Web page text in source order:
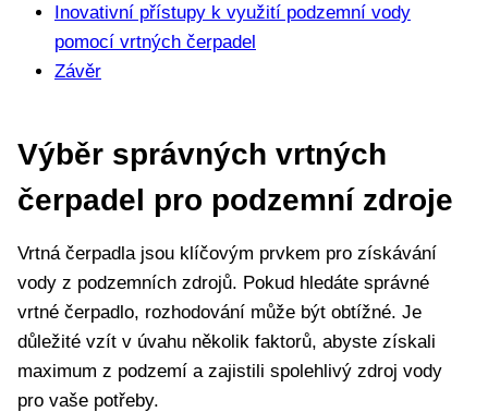
Inovativní přístupy k využití podzemní vody
pomocí vrtných čerpadel
Závěr
Výběr správných vrtných
čerpadel pro podzemní zdroje
Vrtná čerpadla jsou klíčovým prvkem pro získávání
vody z podzemních zdrojů. Pokud hledáte správné
vrtné čerpadlo, rozhodování může být obtížné. Je
důležité vzít v úvahu několik faktorů, abyste získali
maximum z podzemí a zajistili spolehlivý zdroj vody
pro vaše potřeby.